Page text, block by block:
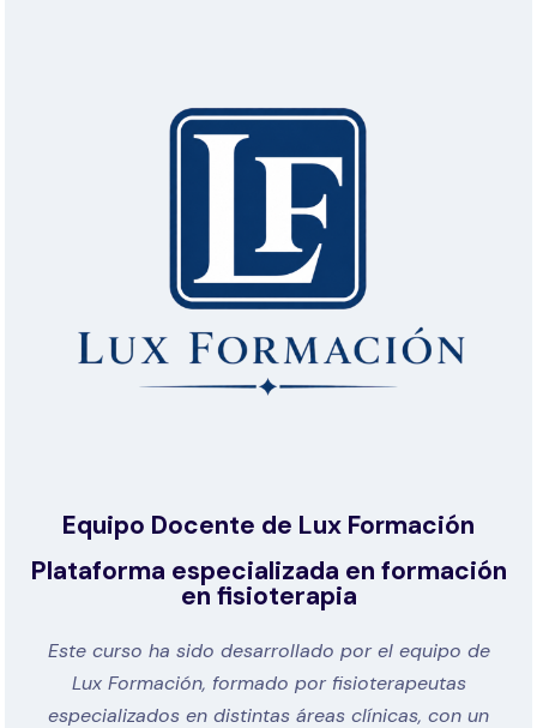
Equipo Docente de Lux Formación
Plataforma especializada en formación
en fisioterapia
Este curso ha sido desarrollado por el equipo de
Lux Formación, formado por fisioterapeutas
especializados en distintas áreas clínicas, con un